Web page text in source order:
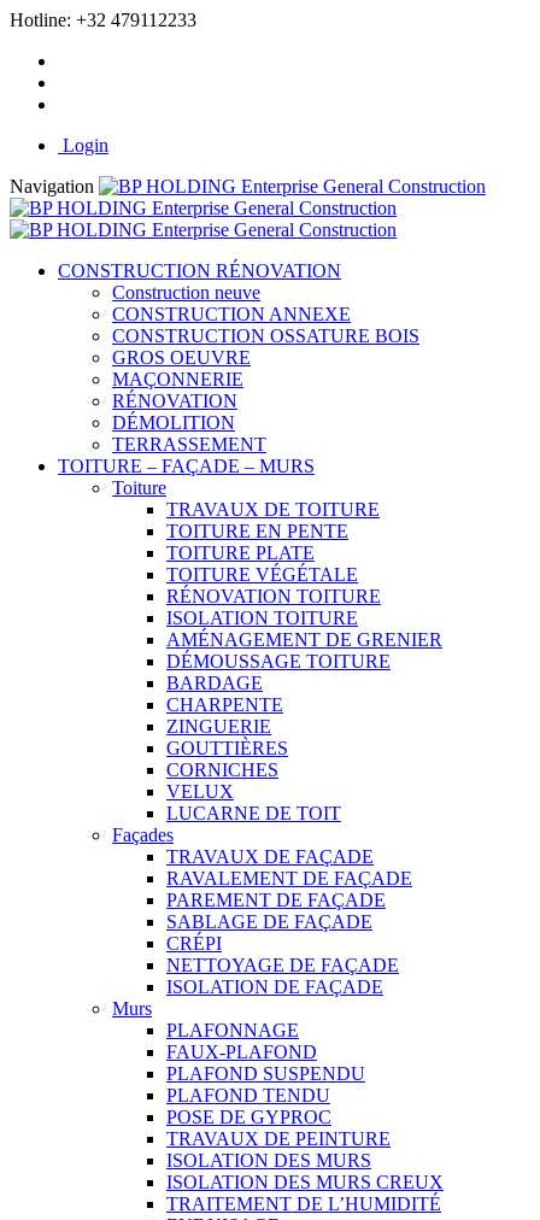
Hotline: +32 479112233
Login
Navigation
CONSTRUCTION RÉNOVATION
Construction neuve
CONSTRUCTION ANNEXE
CONSTRUCTION OSSATURE BOIS
GROS OEUVRE
MAÇONNERIE
RÉNOVATION
DÉMOLITION
TERRASSEMENT
TOITURE – FAÇADE – MURS
Toiture
TRAVAUX DE TOITURE
TOITURE EN PENTE
TOITURE PLATE
TOITURE VÉGÉTALE
RÉNOVATION TOITURE
ISOLATION TOITURE
AMÉNAGEMENT DE GRENIER
DÉMOUSSAGE TOITURE
BARDAGE
CHARPENTE
ZINGUERIE
GOUTTIÈRES
CORNICHES
VELUX
LUCARNE DE TOIT
Façades
TRAVAUX DE FAÇADE
RAVALEMENT DE FAÇADE
PAREMENT DE FAÇADE
SABLAGE DE FAÇADE
CRÉPI
NETTOYAGE DE FAÇADE
ISOLATION DE FAÇADE
Murs
PLAFONNAGE
FAUX-PLAFOND
PLAFOND SUSPENDU
PLAFOND TENDU
POSE DE GYPROC
TRAVAUX DE PEINTURE
ISOLATION DES MURS
ISOLATION DES MURS CREUX
TRAITEMENT DE L’HUMIDITÉ